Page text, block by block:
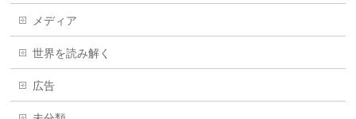
メディア
世界を読み解く
広告